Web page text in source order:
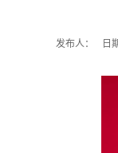
发布人： 日